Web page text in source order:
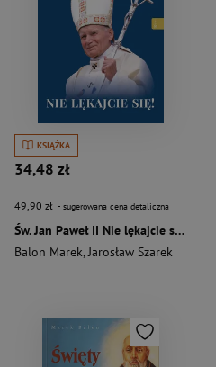
KSIĄŻKA
34,48 zł
49,90 zł - sugerowana cena detaliczna
Św. Jan Paweł II Nie lękajcie się!
Balon Marek,Jarosław Szarek